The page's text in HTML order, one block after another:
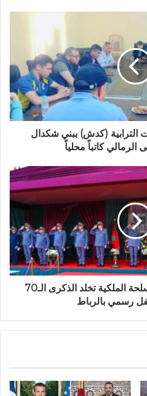
الترابية (كدش) ببني شكدال
كاتباً محلياً
القيادة العامة للقوات المسلحة الملكية تخلد الذكرى الـ70
رسمي بالرباط